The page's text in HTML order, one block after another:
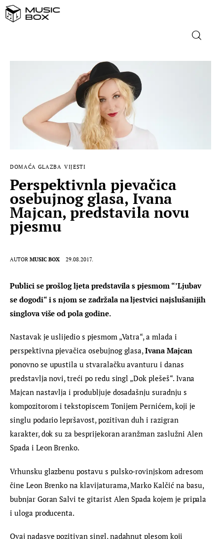
NASLOVNICA
DOMAĆA GLAZBA
STRANA GLAZBA
FILM
MUSIC BOX
DOMAĆA GLAZBA VIJESTI
Perspektivnla pjevačica
osebujnog glasa, Ivana
Majcan, predstavila novu
pjesmu
AUTOR MUSIC BOX 29.08.2017.
Publici se prošlog ljeta predstavila s pjesmom “’Ljubav
se dogodi“ i s njom se zadržala na ljestvici najslušanijih
singlova više od pola godine.
Nastavak je uslijedio s pjesmom „Vatra“, a mlada i
perspektivna pjevačica osebujnog glasa, Ivana Majcan
ponovno se upustila u stvaralačku avanturu i danas
predstavlja novi, treći po redu singl „Dok plešeš“. Ivana
Majcan nastavlja i produbljuje dosadašnju suradnju s
kompozitorom i tekstopiscem Tonijem Pernićem, koji je
singlu podario lepršavost, pozitivan duh i razigran
karakter, dok su za besprijekoran aranžman zaslužni Alen
Spada i Leon Brenko.
Vrhunsku glazbenu postavu s pulsko-rovinjskom adresom
čine Leon Brenko na klavijaturama, Marko Kalčić na basu,
bubnjar Goran Salvi te gitarist Alen Spada kojem je pripala
i uloga producenta.
Ovaj nadasve pozitivan singl, nadahnut plesom koji